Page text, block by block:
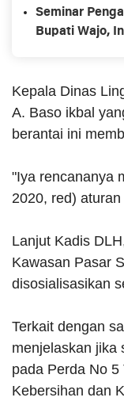
Seminar
Bupati Wajo,
Kepala Dinas
A. Baso ikbal
berantai ini
"Iya rencananya
2020, red)
Lanjut Kadis
Kawasan Pasar
disosialisasikan
Terkait dengan
menjelaskan jika
pada Perda No 5
Kebersihan dan